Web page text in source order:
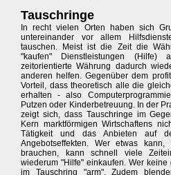
Tauschringe
In recht vielen Orten haben sich
untereinander vor allem
tauschen. Meist ist die Zeit die
"kaufen" Dienstleistungen
zeitorientierte Währung dadurch
anderen helfen. Gegenüber dem
Vorteil, dass theoretisch alle die
erhalten - also
Putzen oder Kinderbetreuung. In der
zeigt sich, dass Tauschringe im
Kern marktförmigen Wirtschaftens
Tätigkeit und das Anbieten auf
Angebotseffekten. Wer etwas
brauchen, kann schnell viele
wiederum "Hilfe" einkaufen. Wer
im Tauschring "arm". Zudem